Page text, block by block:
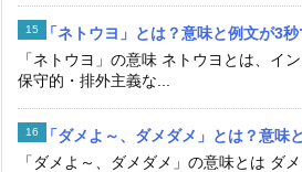
「ネトウヨ」とは？意味と例文が3秒
「ネトウヨ」の意味 ネトウヨとは、イ
保守的・排外主義な...
「ダメよ～、ダメダメ」とは？意味
「ダメよ～、ダメダメ」の意味とは ダ